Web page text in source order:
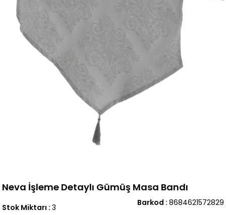
Neva İşleme Detaylı Gümüş Masa Bandı
Barkod : 8684621572829
Stok Miktarı : 3